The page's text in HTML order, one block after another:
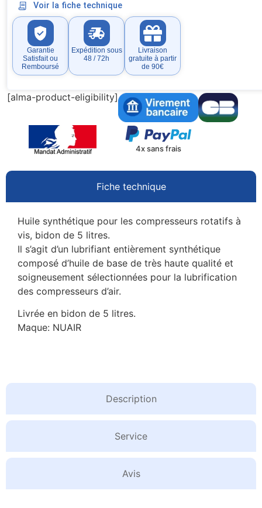
Voir la fiche technique
Garantie
Satisfait ou
Remboursé
Expédition sous
48 / 72h
Livraison
gratuite à partir
de 90€
[alma-product-eligibility]
4x sans frais
Fiche technique
Description
Service
Avis
Huile synthétique pour les compresseurs rotatifs à
vis, bidon de 5 litres.
Il s’agit d’un lubrifiant entièrement synthétique
composé d’huile de base de très haute qualité et
soigneusement sélectionnées pour la lubrification
des compresseurs d’air.
Livrée en bidon de 5 litres.
Maque: NUAIR